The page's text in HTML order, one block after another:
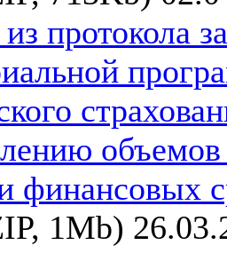
протокола
финансовых
1Mb)